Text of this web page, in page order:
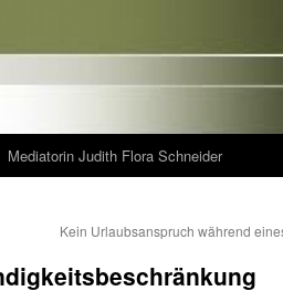
Mediatorin Judith Flora Schneider
Kein Urlaubsanspruch während